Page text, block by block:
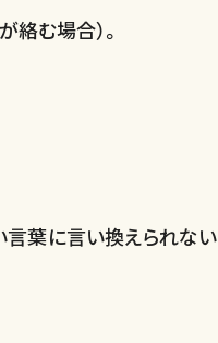
む場合）。
言葉に言い換えられない